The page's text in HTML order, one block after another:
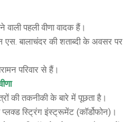
पहली वीणा वादक हैं।
बालाचंदर की शताब्दी के अवसर पर
परिवार से हैं।
की तकनीकी के बारे में पूछता है।
प्लक्ड स्ट्रिंग इंस्ट्रूमेंट (कॉर्डोफोन)।